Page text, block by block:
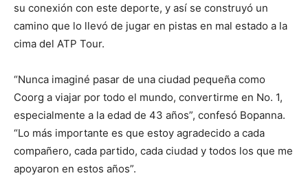
su conexión con este deporte, y así se construyó un
camino que lo llevó de jugar en pistas en mal estado a la
cima del ATP Tour.
“Nunca imaginé pasar de una ciudad pequeña como
Coorg a viajar por todo el mundo, convertirme en No. 1,
especialmente a la edad de 43 años”, confesó Bopanna.
“Lo más importante es que estoy agradecido a cada
compañero, cada partido, cada ciudad y todos los que me
apoyaron en estos años”.